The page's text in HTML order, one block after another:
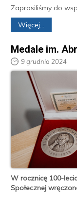
Zaprosiliśmy do
Więcej...
Medale im.
9 grudnia 2024
W rocznicę 100-
Społecznej